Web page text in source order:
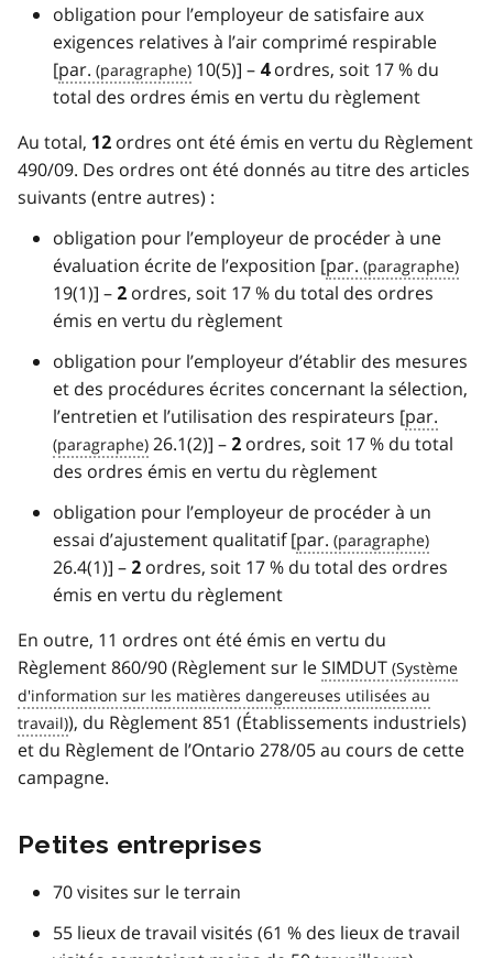
obligation pour l’employeur de satisfaire aux
exigences relatives à l’air comprimé respirable
[par. 10(5)] – 4ordres, soit 17 % du
total des ordres émis en vertu du règlement
Au total, 12 ordres ont été émis en vertu du Règlement
490/09. Des ordres ont été donnés au titre des articles
suivants (entre autres) :
obligation pour l’employeur de procéder à une
évaluation écrite de l’exposition [par.
19(1)] – 2 ordres, soit 17 % du total des ordres
émis en vertu du règlement
obligation pour l’employeur d’établir des mesures
et des procédures écrites concernant la sélection,
l’entretien et l’utilisation des respirateurs [par.
26.1(2)] – 2 ordres, soit 17 % du total
des ordres émis en vertu du règlement
obligation pour l’employeur de procéder à un
essai d’ajustement qualitatif [par.
26.4(1)] – 2 ordres, soit 17 % du total des ordres
émis en vertu du règlement
En outre, 11 ordres ont été émis en vertu du
Règlement 860/90 (Règlement sur leSIMDUT
), du Règlement 851 (Établissements industriels)
et du Règlement de l’Ontario 278/05 au cours de cette
campagne.
Petites entreprises
70 visites sur le terrain
55 lieux de travail visités (61 % des lieux de travail